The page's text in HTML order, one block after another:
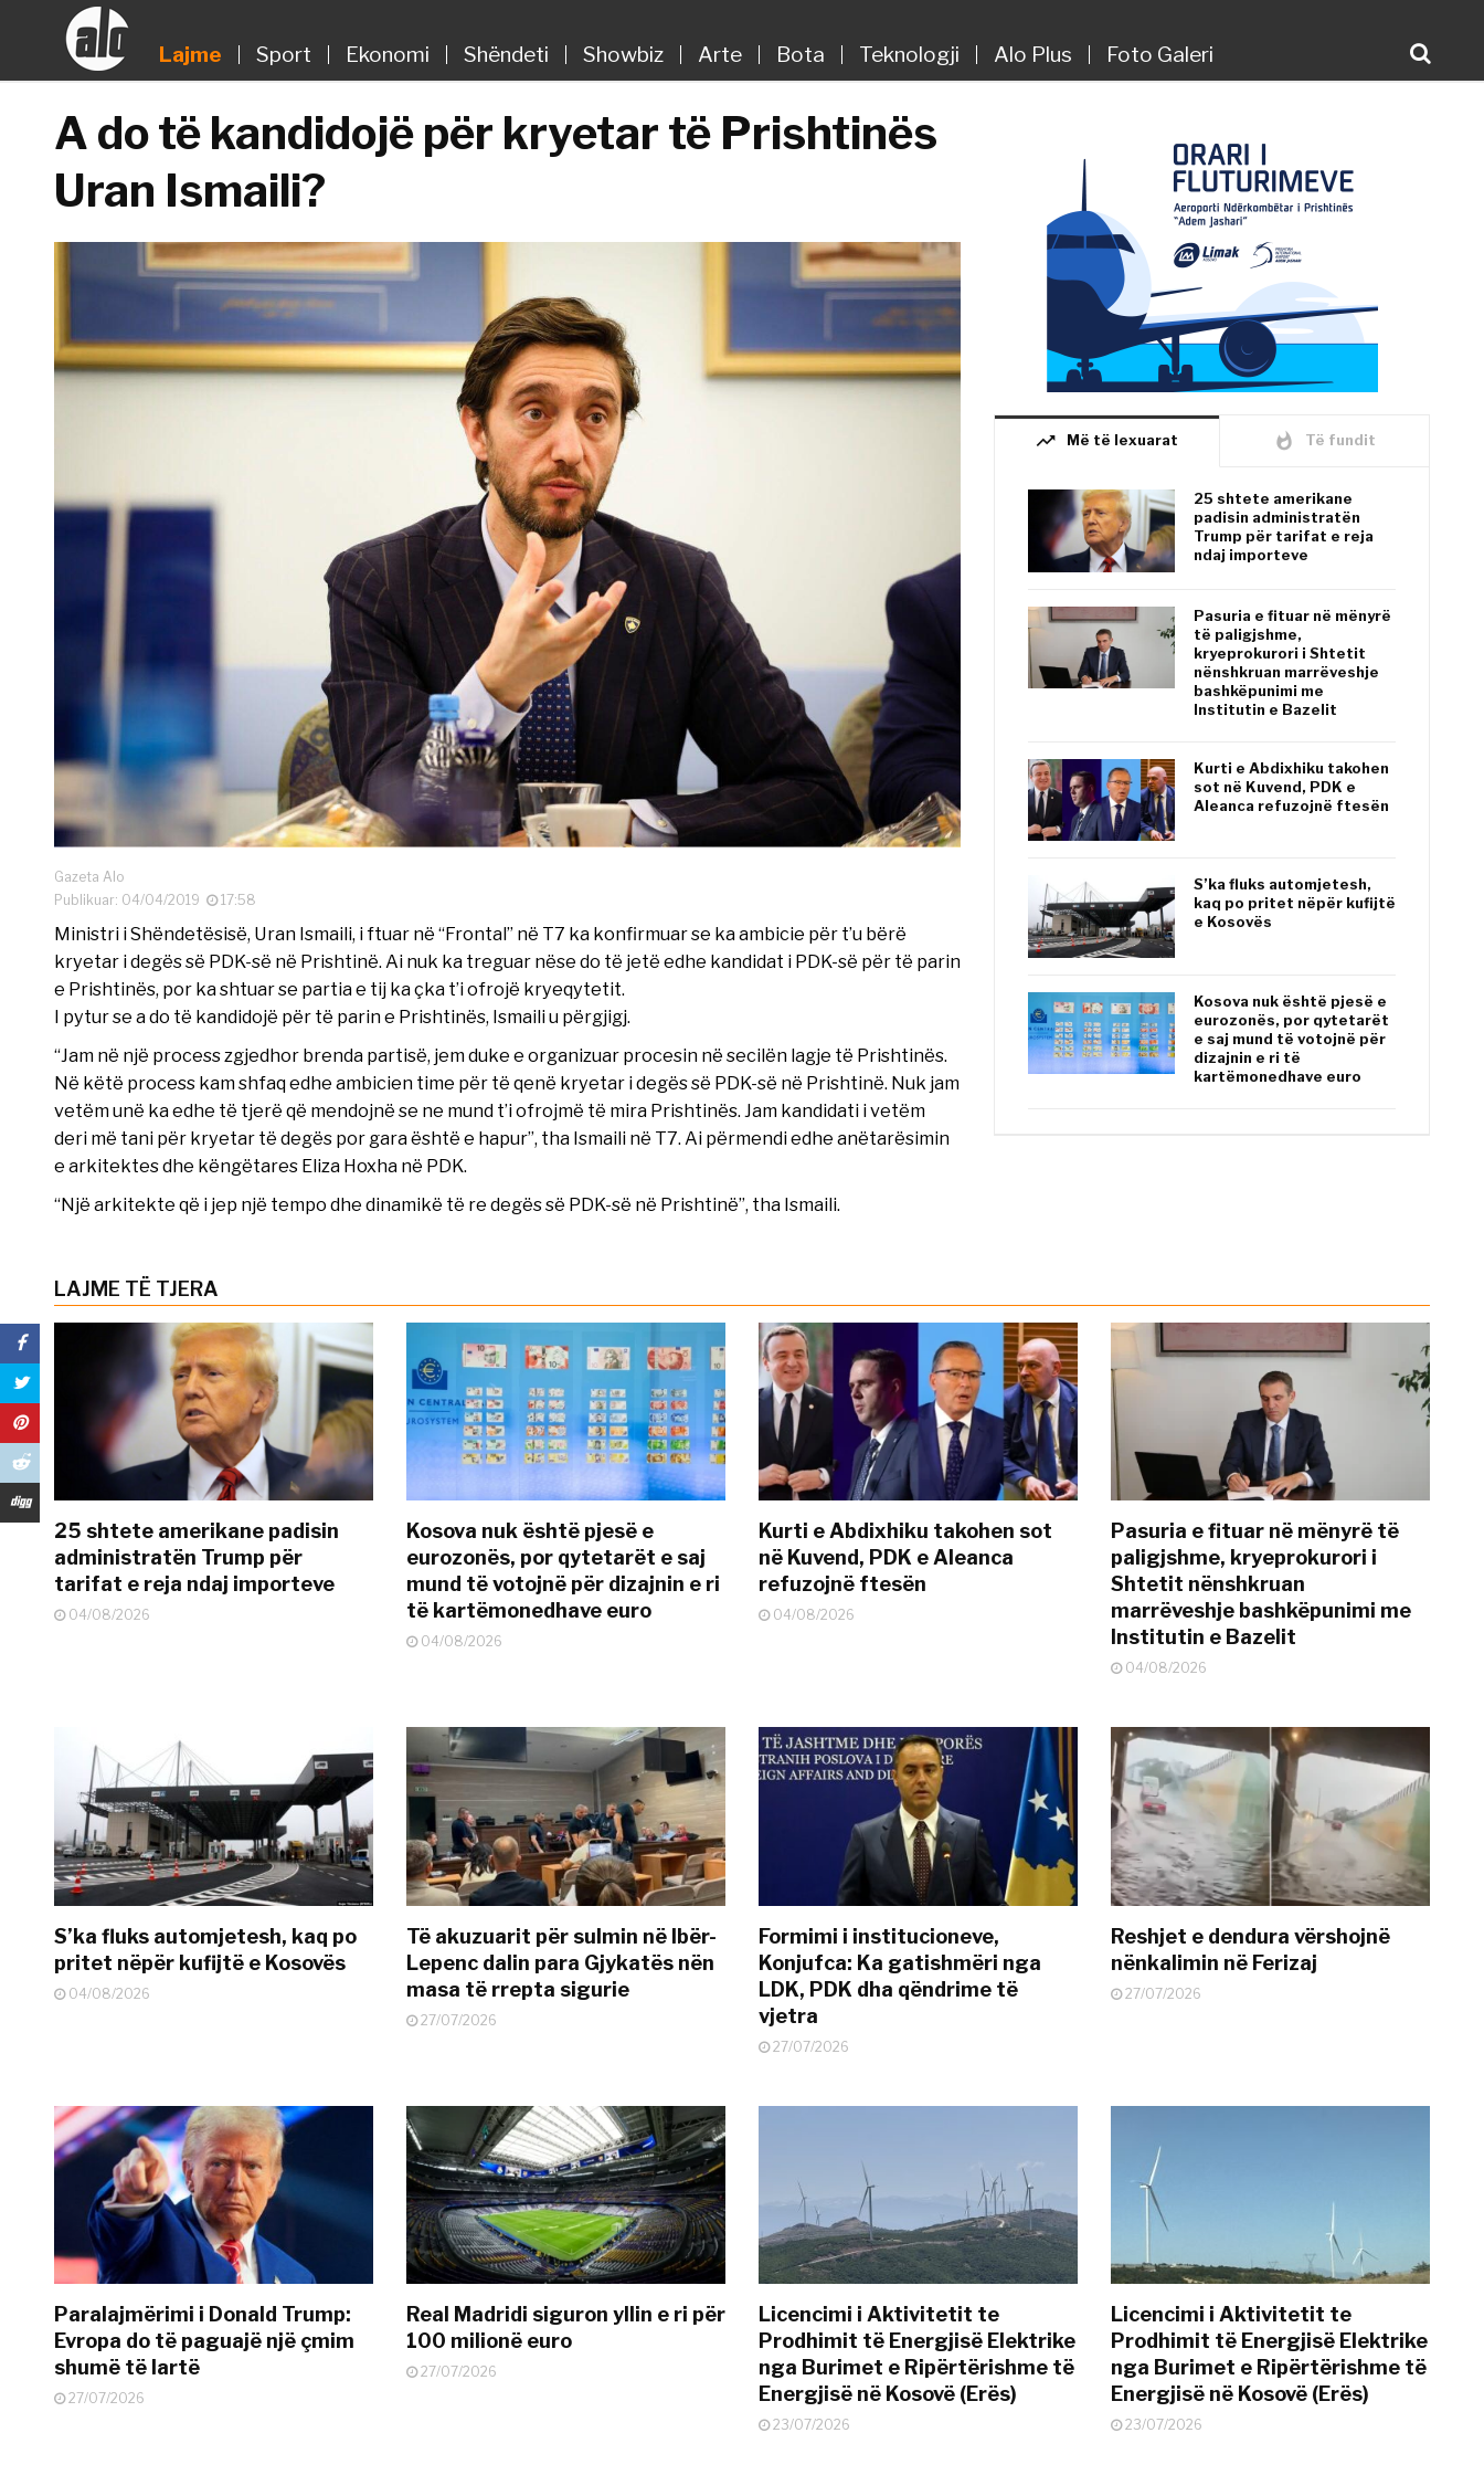
Lajme Sport Ekonomi Shëndeti Showbiz Arte Bota Teknologji Alo Plus Foto Galeri
A do të kandidojë për kryetar të Prishtinës
Uran Ismaili?
Gazeta Alo
Publikuar: 04/04/2019
17:58
Ministri i Shëndetësisë, Uran Ismaili, i ftuar në “Frontal” në T7 ka konfirmuar se ka ambicie për t’u bërë
kryetar i degës së PDK-së në Prishtinë. Ai nuk ka treguar nëse do të jetë edhe kandidat i PDK-së për të parin
e Prishtinës, por ka shtuar se partia e tij ka çka t’i ofrojë kryeqytetit.
I pytur se a do të kandidojë për të parin e Prishtinës, Ismaili u përgjigj.
“Jam në një process zgjedhor brenda partisë, jem duke e organizuar procesin në secilën lagje të Prishtinës.
Në këtë process kam shfaq edhe ambicien time për të qenë kryetar i degës së PDK-së në Prishtinë. Nuk jam
vetëm unë ka edhe të tjerë që mendojnë se ne mund t’i ofrojmë të mira Prishtinës. Jam kandidati i vetëm
deri më tani për kryetar të degës por gara është e hapur”, tha Ismaili në T7. Ai përmendi edhe anëtarësimin
e arkitektes dhe këngëtares Eliza Hoxha në PDK.
“Një arkitekte që i jep një tempo dhe dinamikë të re degës së PDK-së në Prishtinë”, tha Ismaili.
trending_up Më të lexuarat whatshot Të fundit
25 shtete amerikane
padisin administratën
Trump për tarifat e reja
ndaj importeve
Pasuria e fituar në mënyrë
të paligjshme,
kryeprokurori i Shtetit
nënshkruan marrëveshje
bashkëpunimi me
Institutin e Bazelit
Kurti e Abdixhiku takohen
sot në Kuvend, PDK e
Aleanca refuzojnë ftesën
S’ka fluks automjetesh,
kaq po pritet nëpër kufijtë
e Kosovës
Kosova nuk është pjesë e
eurozonës, por qytetarët
e saj mund të votojnë për
dizajnin e ri të
kartëmonedhave euro
LAJME TË TJERA
25 shtete amerikane padisin
administratën Trump për
tarifat e reja ndaj importeve
04/08/2026
Kosova nuk është pjesë e
eurozonës, por qytetarët e saj
mund të votojnë për dizajnin e ri
të kartëmonedhave euro
04/08/2026
Kurti e Abdixhiku takohen sot
në Kuvend, PDK e Aleanca
refuzojnë ftesën
04/08/2026
Pasuria e fituar në mënyrë të
paligjshme, kryeprokurori i
Shtetit nënshkruan
marrëveshje bashkëpunimi me
Institutin e Bazelit
04/08/2026
S’ka fluks automjetesh, kaq po
pritet nëpër kufijtë e Kosovës
04/08/2026
Të akuzuarit për sulmin në Ibër-
Lepenc dalin para Gjykatës nën
masa të rrepta sigurie
27/07/2026
Formimi i institucioneve,
Konjufca: Ka gatishmëri nga
LDK, PDK dha qëndrime të
vjetra
27/07/2026
Reshjet e dendura vërshojnë
nënkalimin në Ferizaj
27/07/2026
Paralajmërimi i Donald Trump:
Evropa do të paguajë një çmim
shumë të lartë
27/07/2026
Real Madridi siguron yllin e ri për
100 milionë euro
27/07/2026
Licencimi i Aktivitetit te
Prodhimit të Energjisë Elektrike
nga Burimet e Ripërtërishme të
Energjisë në Kosovë (Erës)
23/07/2026
Licencimi i Aktivitetit te
Prodhimit të Energjisë Elektrike
nga Burimet e Ripërtërishme të
Energjisë në Kosovë (Erës)
23/07/2026